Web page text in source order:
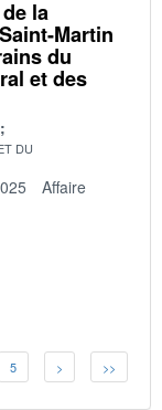
la
Martin
du
et des
DU
Affaire
5 > >>